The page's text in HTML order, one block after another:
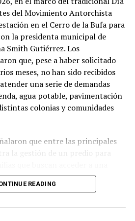
del Movimiento Antorchista
en el Cerro de la Bufa para
la presidenta municipal de
Smith Gutiérrez. Los
que, pese a haber solicitado
meses, no han sido recibidos
una serie de demandas
agua potable, pavimentación
colonias y comunidades
que entre las principales
la gestión de un predio para
la ampliación del sistema de
de Campuzano. También
READING